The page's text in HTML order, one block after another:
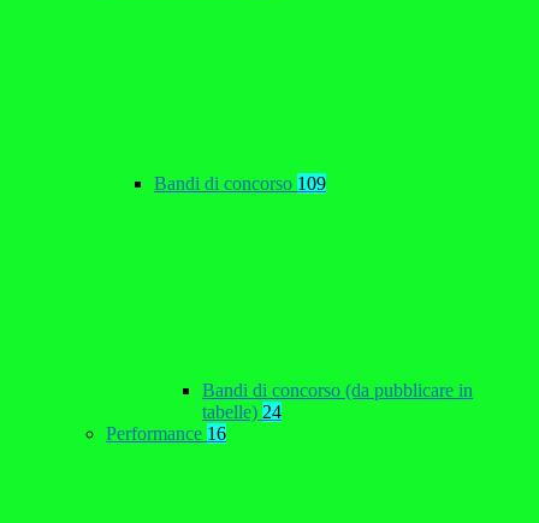
Bandi di concorso 109
Bandi di concorso (da pubblicare in
tabelle) 24
Performance 16